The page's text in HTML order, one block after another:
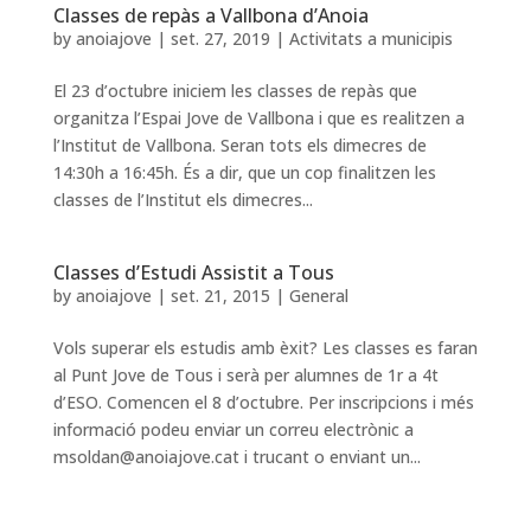
Classes de repàs a Vallbona d’Anoia
by anoiajove | set. 27, 2019 | Activitats a municipis
El 23 d’octubre iniciem les classes de repàs que
organitza l’Espai Jove de Vallbona i que es realitzen a
l’Institut de Vallbona. Seran tots els dimecres de
14:30h a 16:45h. És a dir, que un cop finalitzen les
classes de l’Institut els dimecres...
Classes d’Estudi Assistit a Tous
by anoiajove | set. 21, 2015 | General
Vols superar els estudis amb èxit? Les classes es faran
al Punt Jove de Tous i serà per alumnes de 1r a 4t
d’ESO. Comencen el 8 d’octubre. Per inscripcions i més
informació podeu enviar un correu electrònic a
msoldan@anoiajove.cat i trucant o enviant un...